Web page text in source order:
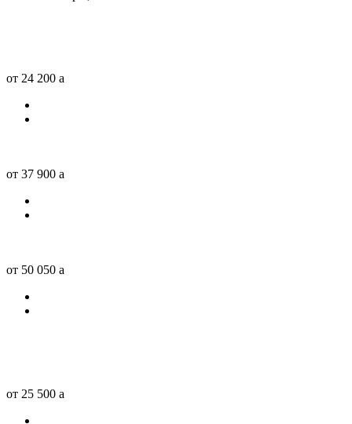
от 24 200 a
от 37 900 a
от 50 050 a
от 25 500 a